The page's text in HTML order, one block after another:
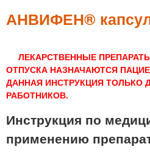
АНВИФЕН®
ЛЕКАРСТВЕННЫЕ
ОТПУСКА НАЗНАЧАЮТСЯ
ДАННАЯ ИНСТРУКЦИЯ ТОЛЬКО
РАБОТНИКОВ.
Инструкция по
применению